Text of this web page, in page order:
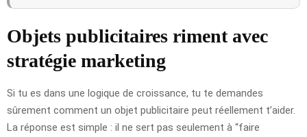
Objets publicitaires riment avec
stratégie marketing
Si tu es dans une logique de croissance, tu te demandes
sûrement comment un objet publicitaire peut réellement t’aider.
La réponse est simple : il ne sert pas seulement à “faire